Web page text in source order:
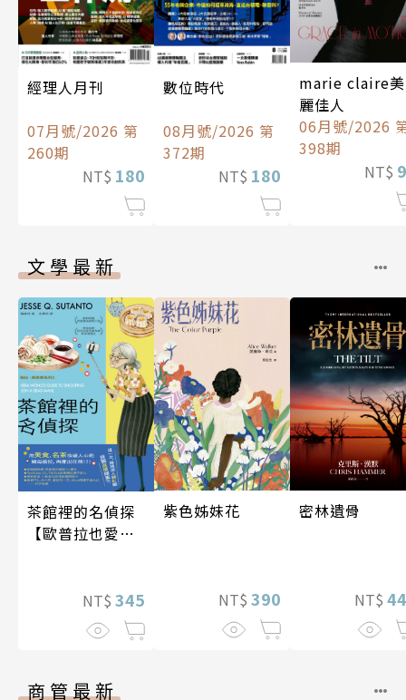
經理人月刊
07月號/2026 第
260期
NT$ 180
數位時代
08月號/2026 第
372期
NT$ 180
marie claire美
麗佳人
06月號/2026
398期
NT$
文學最新
茶館裡的名偵探
【歐普拉也愛！
《茶館裡的嫌疑
人》續作】
NT$ 345
紫色姊妹花
NT$ 390
密林遺骨
NT$
商管最新